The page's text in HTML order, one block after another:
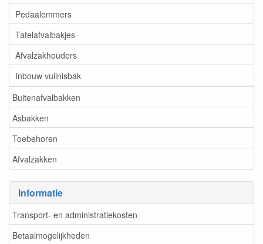
Pedaalemmers
Tafelafvalbakjes
Afvalzakhouders
Inbouw vuilnisbak
Buitenafvalbakken
Asbakken
Toebehoren
Afvalzakken
Informatie
Transport- en administratiekosten
Betaalmogelijkheden